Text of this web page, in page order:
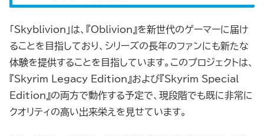
「Skyblivion」は、『Oblivion』を新世代のゲーマーに届け
ることを目指しており、シリーズの長年のファンにも新たな
体験を提供することを目指しています。このプロジェクトは、
『Skyrim Legacy Edition』および『Skyrim Special
Edition』の両方で動作する予定で、現段階でも既に非常に
クオリティの高い出来栄えを見せています。